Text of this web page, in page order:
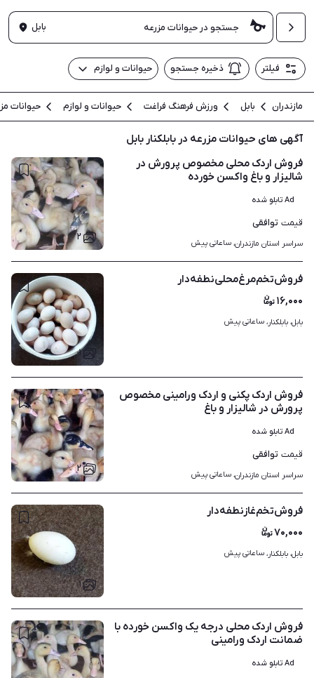
بابل
فیلتر ذخیره جستجو حیوانات و لوازم
مازندران بابل ورزش فرهنگ فراغت حیوانات و لوازم حیوانات
آگهی های حیوانات مزرعه در بابلکنار بابل
۲
فروش اردک محلی مخصوص پرورش در
شالیزار و باغ واکسن خورده
Ad تابلو شده
قیمت توافقی
سراسر استان مازندران، ساعاتی پیش
۱
فروش‌تخم‌مرغ‌محلی‌نطفه‌دار
۱۶,۰۰۰
بابل، بابلکنار، ساعاتی پیش
۲
فروش اردک پکنی و اردک ورامینی مخصوص
پرورش در شالیزار و باغ
Ad تابلو شده
قیمت توافقی
سراسر استان مازندران، ساعاتی پیش
۱
فروش‌تخم‌غازنطفه‌دار
۷۰,۰۰۰
بابل، بابلکنار، ساعاتی پیش
فروش اردک محلی درجه یک واکسن خورده با
ضمانت اردک ورامینی
Ad تابلو شده